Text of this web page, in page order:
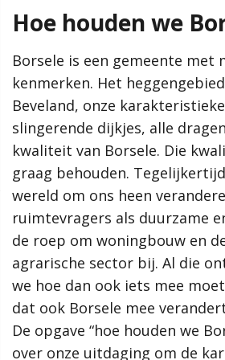
Waarom een omgevingsvisie?
Hoe werkt de website?
Proces en participatie
Relatie en samenhang met andere
Van visie naar uitvoering
Kernkwaliteiten
Het landelijke karakter van Borsele
Het economische karakter
Het sociale karakter
Zoeken
Hoe houden we
Borsele is een gemeente met
kenmerken. Het
Beveland, onze
slingerende dijkjes, alle
kwaliteit van Borsele. Die
graag behouden.
wereld om ons heen
ruimtevragers als duurzame
de roep om woningbouw en
agrarische sector bij. Al die
we hoe dan ook iets mee
dat ook Borsele mee
De opgave “hoe houden we
over onze uitdaging om de